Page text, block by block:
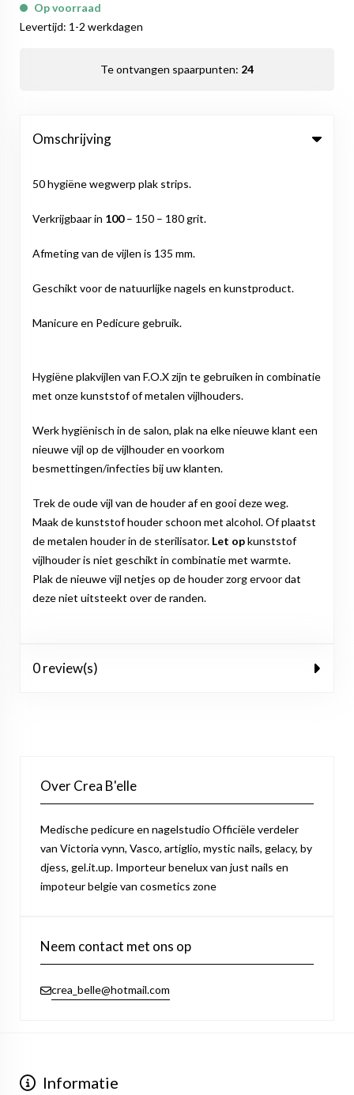
Op voorraad
Levertijd: 1-2 werkdagen
Te ontvangen spaarpunten: 24
Omschrijving
50 hygiëne wegwerp plak strips.
Verkrijgbaar in 100– 150 – 180 grit.
Afmeting van de vijlen is 135 mm.
Geschikt voor de natuurlijke nagels en kunstproduct.
Manicure en Pedicure gebruik.
Hygiëne plakvijlen van F.O.X zijn te gebruiken in combinatie
met onze kunststof of metalen vijlhouders.
Werk hygiënisch in de salon, plak na elke nieuwe klant een
nieuwe vijl op de vijlhouder en voorkom
besmettingen/infecties bij uw klanten.
Trek de oude vijl van de houder af en gooi deze weg.
Maak de kunststof houder schoon met alcohol. Of plaatst
de metalen houder in de sterilisator. Let opkunststof
vijlhouder is niet geschikt in combinatie met warmte.
Plak de nieuwe vijl netjes op de houder zorg ervoor dat
deze niet uitsteekt over de randen.
0 review(s)
Over Crea B'elle
Medische pedicure en nagelstudio Officiële verdeler
van Victoria vynn, Vasco, artiglio, mystic nails, gelacy, by
djess, gel.it.up. Importeur benelux van just nails en
impoteur belgie van cosmetics zone
Neem contact met ons op
crea_belle@hotmail.com
Informatie